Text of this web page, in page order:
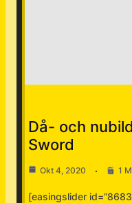
Då- och
Sword
Okt 4, 2020 1
[easingslider